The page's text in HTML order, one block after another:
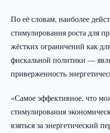
По её словам, наиболее
стимулирования роста для
жёстких ограничений как
фискальной политики —
приверженность
«Самое эффективное, что
стимулирования
взяться за энергетический